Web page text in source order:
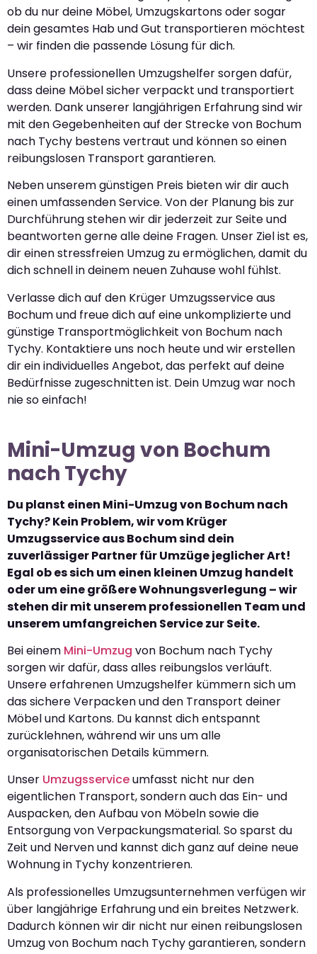
ob du nur deine Möbel, Umzugskartons oder sogar
dein gesamtes Hab und Gut transportieren möchtest
– wir finden die passende Lösung für dich.
Unsere professionellen Umzugshelfer sorgen dafür,
dass deine Möbel sicher verpackt und transportiert
werden. Dank unserer langjährigen Erfahrung sind wir
mit den Gegebenheiten auf der Strecke von Bochum
nach Tychy bestens vertraut und können so einen
reibungslosen Transport garantieren.
Neben unserem günstigen Preis bieten wir dir auch
einen umfassenden Service. Von der Planung bis zur
Durchführung stehen wir dir jederzeit zur Seite und
beantworten gerne alle deine Fragen. Unser Ziel ist es,
dir einen stressfreien Umzug zu ermöglichen, damit du
dich schnell in deinem neuen Zuhause wohl fühlst.
Verlasse dich auf den Krüger Umzugsservice aus
Bochum und freue dich auf eine unkomplizierte und
günstige Transportmöglichkeit von Bochum nach
Tychy. Kontaktiere uns noch heute und wir erstellen
dir ein individuelles Angebot, das perfekt auf deine
Bedürfnisse zugeschnitten ist. Dein Umzug war noch
nie so einfach!
Mini-Umzug von Bochum
nach Tychy
Du planst einen Mini-Umzug von Bochum nach
Tychy? Kein Problem, wir vom Krüger
Umzugsservice aus Bochum sind dein
zuverlässiger Partner für Umzüge jeglicher Art!
Egal ob es sich um einen kleinen Umzug handelt
oder um eine größere Wohnungsverlegung – wir
stehen dir mit unserem professionellen Team und
unserem umfangreichen Service zur Seite.
Bei einem Mini-Umzug von Bochum nach Tychy
sorgen wir dafür, dass alles reibungslos verläuft.
Unsere erfahrenen Umzugshelfer kümmern sich um
das sichere Verpacken und den Transport deiner
Möbel und Kartons. Du kannst dich entspannt
zurücklehnen, während wir uns um alle
organisatorischen Details kümmern.
Unser Umzugsserviceumfasst nicht nur den
eigentlichen Transport, sondern auch das Ein- und
Auspacken, den Aufbau von Möbeln sowie die
Entsorgung von Verpackungsmaterial. So sparst du
Zeit und Nerven und kannst dich ganz auf deine neue
Wohnung in Tychy konzentrieren.
Als professionelles Umzugsunternehmen verfügen wir
über langjährige Erfahrung und ein breites Netzwerk.
Dadurch können wir dir nicht nur einen reibungslosen
Umzug von Bochum nach Tychy garantieren, sondern